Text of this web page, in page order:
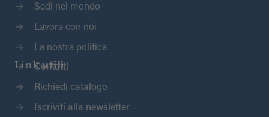
Sedi nel mondo
Lavora con noi
La nostra politica
Link utili
Contatti
Richiedi catalogo
Iscriviti alla newsletter